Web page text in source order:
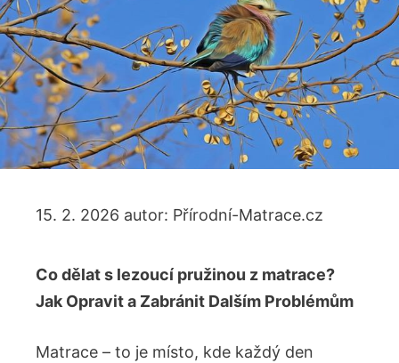
15. 2. 2026 autor: Přírodní-Matrace.cz
Co dělat s lezoucí pružinou z matrace?
Jak Opravit a Zabránit Dalším Problémům
Matrace⁣ – to ‌je místo, kde⁤ každý den